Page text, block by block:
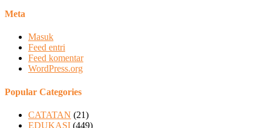
Meta
Masuk
Feed entri
Feed komentar
WordPress.org
Popular Categories
CATATAN (21)
EDUKASI (449)